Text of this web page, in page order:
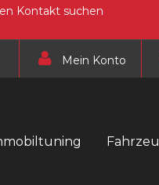
Kontakt suchen
Mein Konto